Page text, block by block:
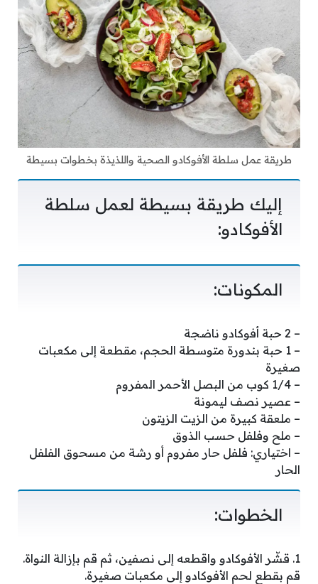
طريقة عمل سلطة الأفوكادو الصحية واللذيذة بخطوات بسيطة
إليك طريقة بسيطة لعمل سلطة
الأفوكادو:
المكونات:
– 2 حبة أفوكادو ناضجة
– 1 حبة بندورة متوسطة الحجم، مقطعة إلى مكعبات
صغيرة
– 1/4 كوب من البصل الأحمر المفروم
– عصير نصف ليمونة
– ملعقة كبيرة من الزيت الزيتون
– ملح وفلفل حسب الذوق
– اختياري: فلفل حار مفروم أو رشة من مسحوق الفلفل
الحار
الخطوات:
1. قشّر الأفوكادو واقطعه إلى نصفين، ثم قم بإزالة النواة.
قم بقطع لحم الأفوكادو إلى مكعبات صغيرة.